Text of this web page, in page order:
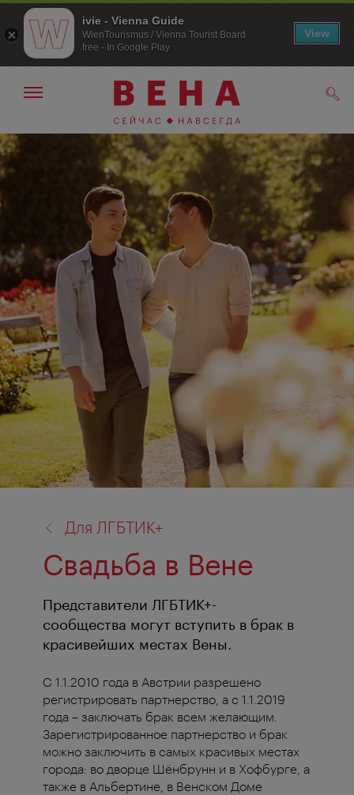
К
навигации
К
содержанию
Показать/
навигации
Для ЛГБТИК+
Свадьба в Вене
Представители ЛГБТИК+-
сообщества могут вступить в брак в
красивейших местах Вены.
С 1.1.2010 года в Австрии разрешено
регистрировать партнерство, а с 1.1.2019
года – заключать брак всем желающим.
Зарегистрированное партнерство и брак
можно заключить в самых красивых местах
города: во дворце Шёнбрунн и в Хофбурге, а
также в Альбертине, в Венском Доме
ivie - Vienna Guide
WienTourismus / Vienna Tourist Board
free - In Google Play
View